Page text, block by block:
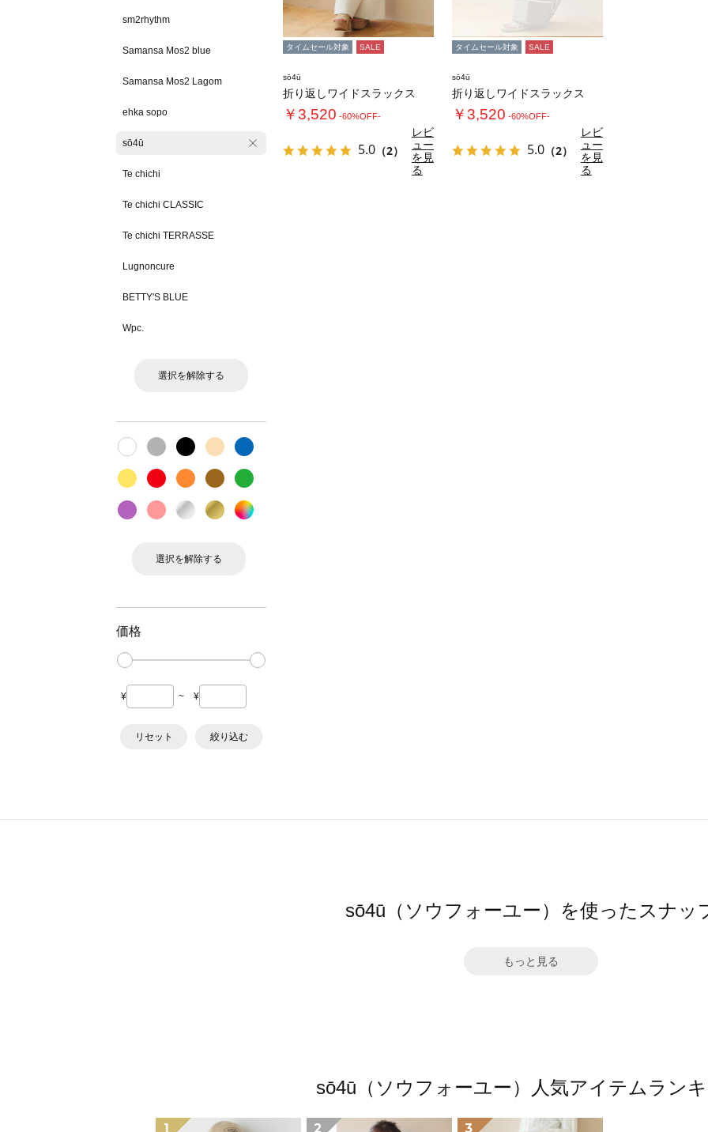
sm2rhythm
Samansa Mos2 blue
Samansa Mos2 Lagom
ehka sopo
sō4ū
Te chichi
Te chichi CLASSIC
Te chichi TERRASSE
Lugnoncure
BETTY'S BLUE
Wpc.
選択を解除する
選択を解除する
価格
¥ ~ ¥
リセット 絞り込む
タイムセール対象 SALE
sō4ū
折り返しワイドスラックス
￥3,520 -60%OFF-
5.0 （2）
レビ
ュー
を見
る
タイムセール対象 SALE
sō4ū
折り返しワイドスラックス
￥3,520 -60%OFF-
5.0 （2）
レビ
ュー
を見
る
sō4ū（ソウフォーユー）を使ったスナッ
もっと見る
sō4ū（ソウフォーユー）人気アイテムラン
1 2 3